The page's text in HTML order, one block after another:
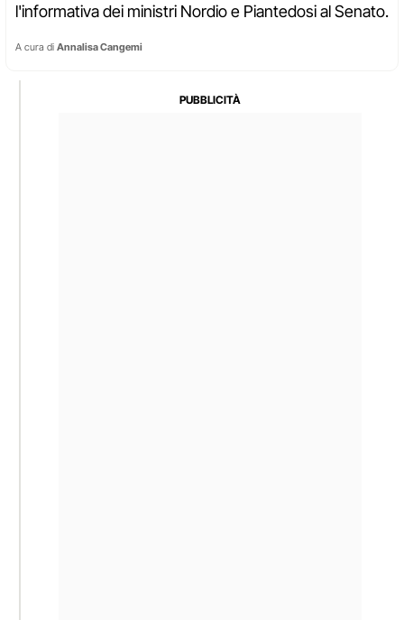
l'informativa dei ministri Nordio e Piantedosi al Senato.
A cura di Annalisa Cangemi